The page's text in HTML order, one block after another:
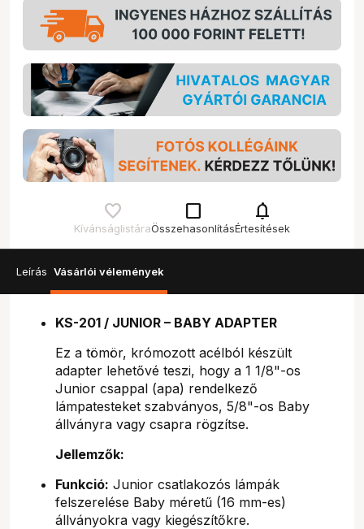
Kívánságlistára
check_box_outline_blank
Összehasonlítás
notifications
Értesítések
Leírás Vásárlói vélemények
KS-201 / JUNIOR – BABY ADAPTER
Ez a tömör, krómozott acélból készült
adapter lehetővé teszi, hogy a 1 1/8"-os
Junior csappal (apa) rendelkező
lámpatesteket szabványos, 5/8"-os Baby
állványra vagy csapra rögzítse.
Jellemzők:
Funkció: Junior csatlakozós lámpák
felszerelése Baby méretű (16 mm-es)
állványokra vagy kiegészítőkre.